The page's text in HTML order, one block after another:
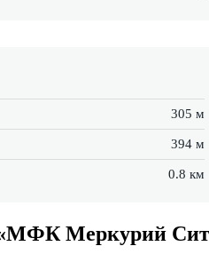
305 м
394 м
0.8 км
Меркурий